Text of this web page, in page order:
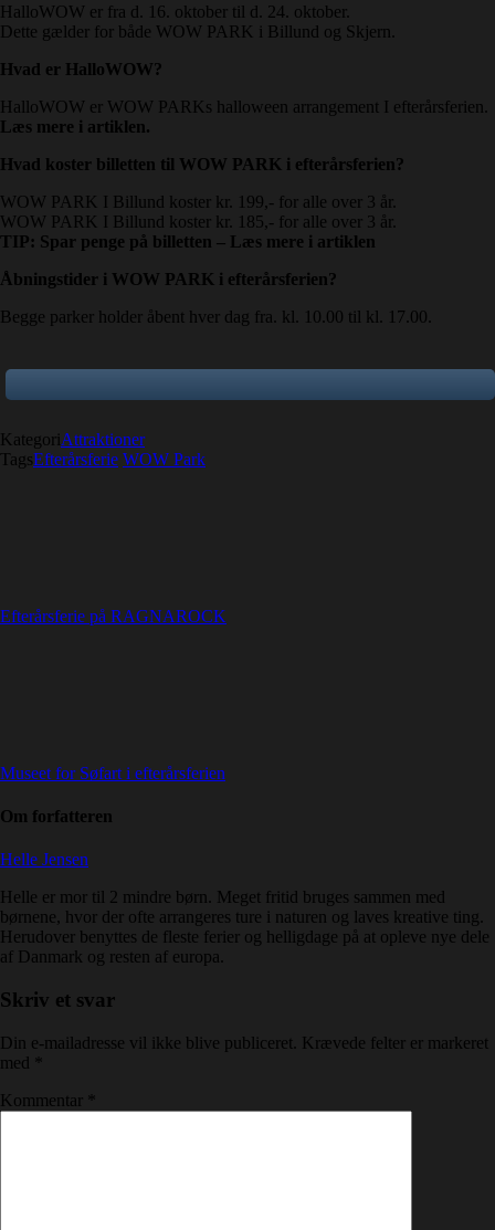
HalloWOW er fra d. 16. oktober til d. 24. oktober.
Dette gælder for både WOW PARK i Billund og Skjern.
Hvad er HalloWOW?
HalloWOW er WOW PARKs halloween arrangement I efterårsferien.
Læs mere i artiklen.
Hvad koster billetten til WOW PARK i efterårsferien?
WOW PARK I Billund koster kr. 199,- for alle over 3 år.
WOW PARK I Billund koster kr. 185,- for alle over 3 år.
TIP: Spar penge på billetten – Læs mere i artiklen
Åbningstider i WOW PARK i efterårsferien?
Begge parker holder åbent hver dag fra. kl. 10.00 til kl. 17.00.
KategoriAttraktioner
TagsEfterårsferie WOW Park
Efterårsferie på RAGNAROCK
Museet for Søfart i efterårsferien
Om forfatteren
Helle Jensen
Helle er mor til 2 mindre børn. Meget fritid bruges sammen med
børnene, hvor der ofte arrangeres ture i naturen og laves kreative ting.
Herudover benyttes de fleste ferier og helligdage på at opleve nye dele
af Danmark og resten af europa.
Skriv et svar
Din e-mailadresse vil ikke blive publiceret.
Krævede felter er markeret
med
Kommentar